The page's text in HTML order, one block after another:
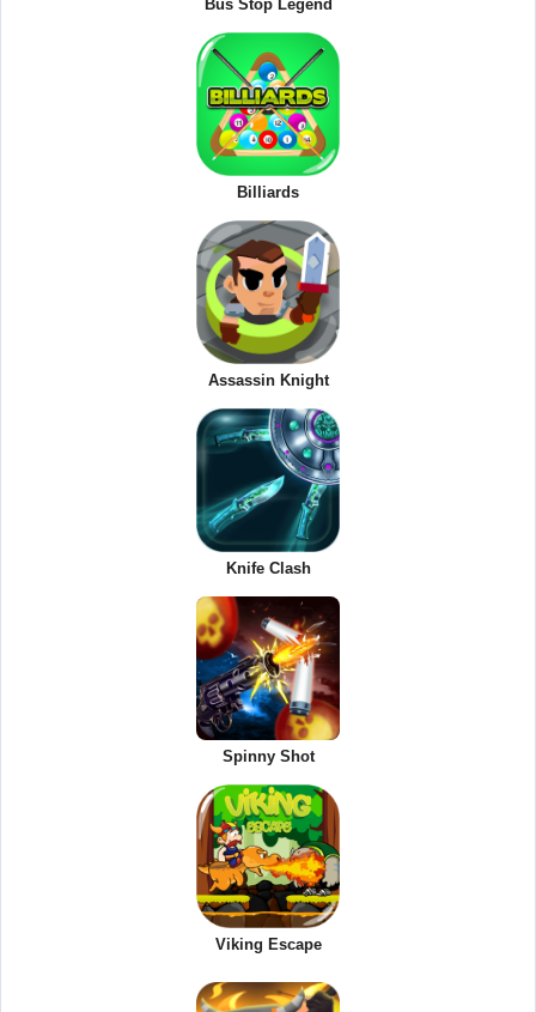
Bus Stop Legend
Billiards
Assassin Knight
Knife Clash
Spinny Shot
Viking Escape